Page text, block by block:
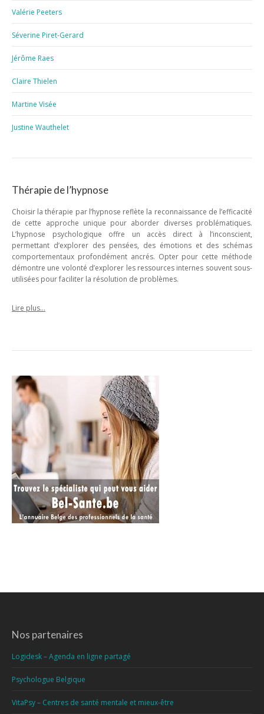
Valérie Peeters
Séverine Piret-Gerard
Jérôme Raes
Claire Thielen
Martine Visée
Justine Wauthelet
Thérapie de l’hypnose
Choisir la thérapie par l’hypnose reflète la reconnaissance de l’efficacité
de cette approche unique pour aborder diverses problématiques.
L’hypnose psychologique offre un accès direct à l’inconscient,
permettant d’explorer des pensées, des émotions et des schémas
comportementaux profondément ancrés. Opter pour cette méthode
démontre une volonté d’explorer les ressources internes souvent sous-
utilisées pour faciliter la résolution de problèmes.
Lire plus…
Nos partenaires
Logidesk – Agenda en ligne partagé
Psychologue Belgique
VitaPsy – Centres de santé mentale et mieux-être